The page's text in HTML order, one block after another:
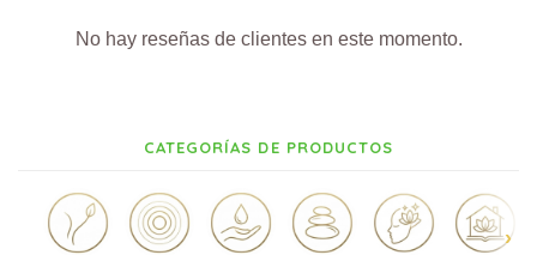
No hay reseñas de clientes en este momento.
CATEGORÍAS DE PRODUCTOS